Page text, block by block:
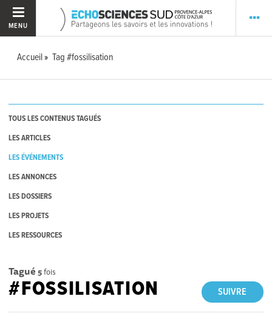
MENU
Accueil Tag #fossilisation
TOUS LES CONTENUS TAGUÉS
LES ARTICLES
LES ÉVÉNEMENTS
LES ANNONCES
LES DOSSIERS
LES PROJETS
LES RESSOURCES
Tagué 5fois
SUIVRE
#FOSSILISATION